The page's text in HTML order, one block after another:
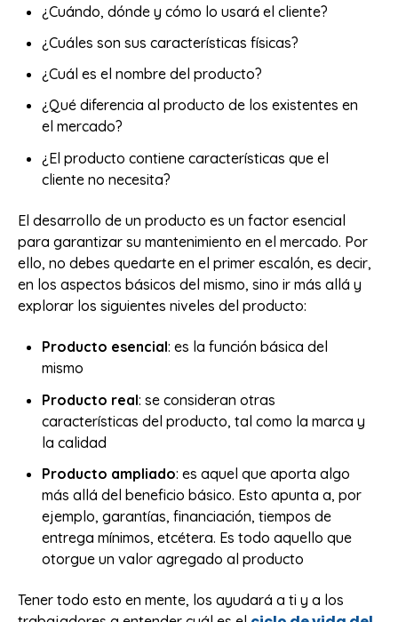
¿Cuándo, dónde y cómo lo usará el cliente?
¿Cuáles son sus características físicas?
¿Cuál es el nombre del producto?
¿Qué diferencia al producto de los existentes en
el mercado?
¿El producto contiene características que el
cliente no necesita?
El desarrollo de un producto es un factor esencial
para garantizar su mantenimiento en el mercado. Por
ello, no debes quedarte en el primer escalón, es decir,
en los aspectos básicos del mismo, sino ir más allá y
explorar los siguientes niveles del producto:
Producto esencial: es la función básica del
mismo
Producto real: se consideran otras
características del producto, tal como la marca y
la calidad
Producto ampliado: es aquel que aporta algo
más allá del beneficio básico. Esto apunta a, por
ejemplo, garantías, financiación, tiempos de
entrega mínimos, etcétera. Es todo aquello que
otorgue un valor agregado al producto
Tener todo esto en mente, los ayudará a ti y a los